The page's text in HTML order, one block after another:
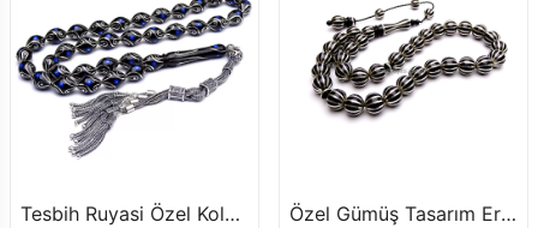
Tesbih Ruyasi Özel Koleksiyonu Erzurum Oltu Taşı Tesbih Özel Gümüş Tasarım Erzurum Oltu Taşı Tesbih